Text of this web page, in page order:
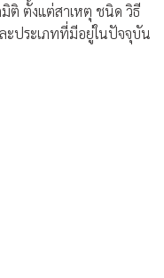
ติ ตั้งแต่สาเหตุ ชนิด วิธี
ะประเภทที่มีอยู่ในปัจจุบัน